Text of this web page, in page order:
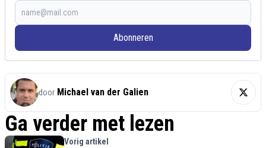
Abonneren
door Michael van der Galien
Ga verder met lezen
Vorig artikel